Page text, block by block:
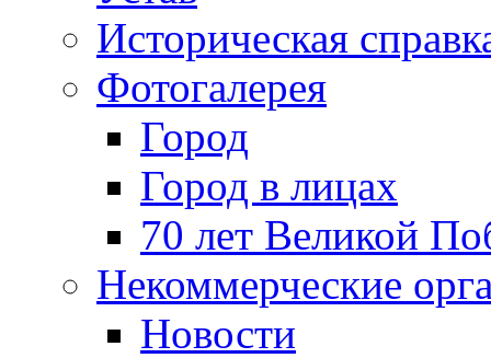
Историческая
Фотогалерея
Город
Город в лицах
70 лет Великой
Некоммерческие
Новости